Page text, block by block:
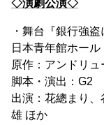
◇演劇公演◇
・舞台『銀行強
日本青年館ホール
原作：アンドリ
脚本・演出：G2
出演：花總まり
雄 ほか